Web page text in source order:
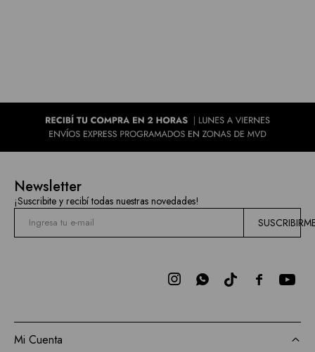
Newsletter
¡Suscribite y recibí todas nuestras novedades!

 
Mi Cuenta